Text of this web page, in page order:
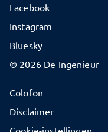
© 2026 De Ingenieur
Colofon
Disclaimer
Facebook
Instagram
Bluesky